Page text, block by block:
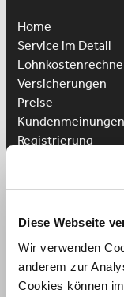
Diese Webseite
Wir verwenden
anderem zur
Cookies können
Home
Service im Detail
Versicherungen
Preise
Kundenmeinungen
Registrierung
Putzhilfe anstellen
Pflegehilfe
Vorteile für
Arbeitnehmer